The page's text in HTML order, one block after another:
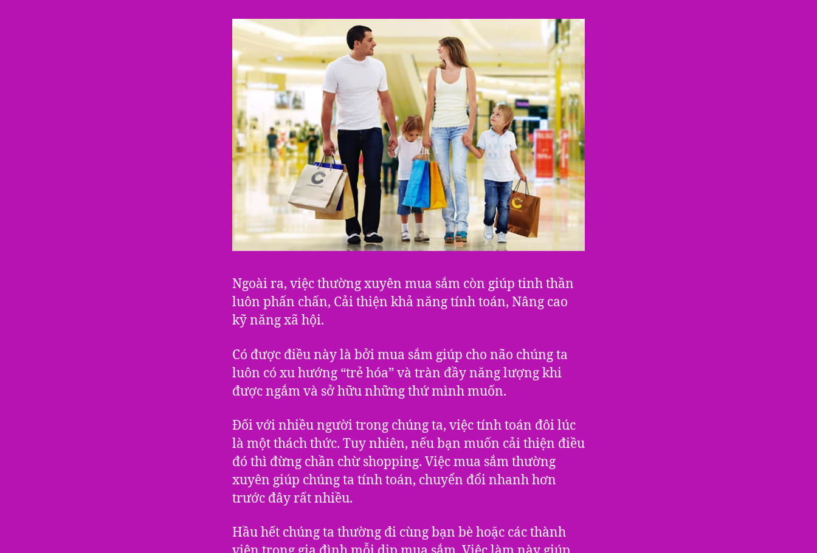
Ngoài ra, việc thường xuyên mua sắm còn giúp tinh thần
luôn phấn chấn, Cải thiện khả năng tính toán, Nâng cao
kỹ năng xã hội.
Có được điều này là bởi mua sắm giúp cho não chúng ta
luôn có xu hướng “trẻ hóa” và tràn đầy năng lượng khi
được ngắm và sở hữu những thứ mình muốn.
Đối với nhiều người trong chúng ta, việc tính toán đôi lúc
là một thách thức. Tuy nhiên, nếu bạn muốn cải thiện điều
đó thì đừng chần chừ shopping. Việc mua sắm thường
xuyên giúp chúng ta tính toán, chuyển đổi nhanh hơn
trước đây rất nhiều.
Hầu hết chúng ta thường đi cùng bạn bè hoặc các thành